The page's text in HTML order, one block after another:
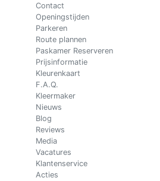
Contact
Openingstijden
Parkeren
Route plannen
Paskamer Reserveren
Prijsinformatie
Kleurenkaart
F.A.Q.
Kleermaker
Nieuws
Blog
Reviews
Media
Vacatures
Klantenservice
Acties